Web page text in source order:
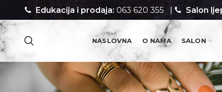
Edukacija i prodaja: 063 620 355 | Salon
NASLOVNA O NAMA SALON